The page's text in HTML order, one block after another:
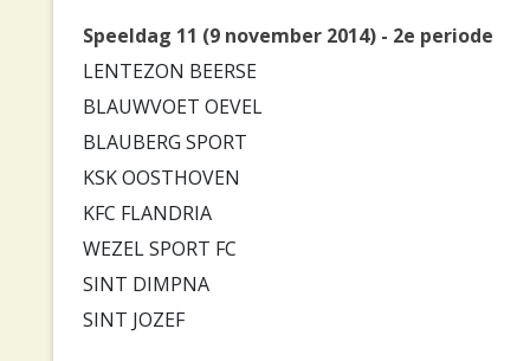
Speeldag 11 (9 november 2014) - 2e periode
LENTEZON BEERSE
BLAUWVOET OEVEL
BLAUBERG SPORT
KSK OOSTHOVEN
KFC FLANDRIA
WEZEL SPORT FC
SINT DIMPNA
SINT JOZEF